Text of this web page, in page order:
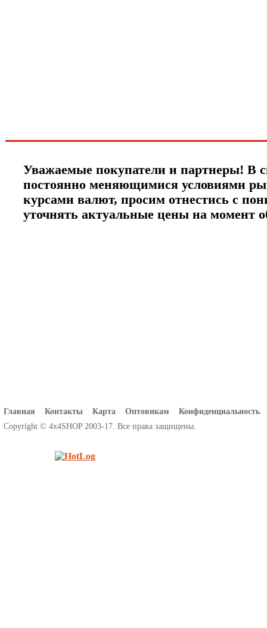
Уважаемые покупатели и партнеры! В
постоянно меняющимися условиями
курсами валют, просим отнестись с
уточнять актуальные цены на момент
Главная Контакты Карта Оптовикам
Конфиденциальность
Copyright © 4x4SHOP 2003-17. Все права защищены.